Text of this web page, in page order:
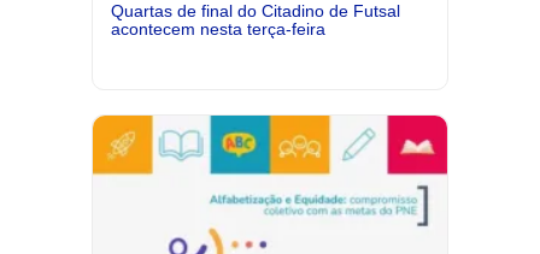
Quartas de final do Citadino de Futsal
acontecem nesta terça-feira